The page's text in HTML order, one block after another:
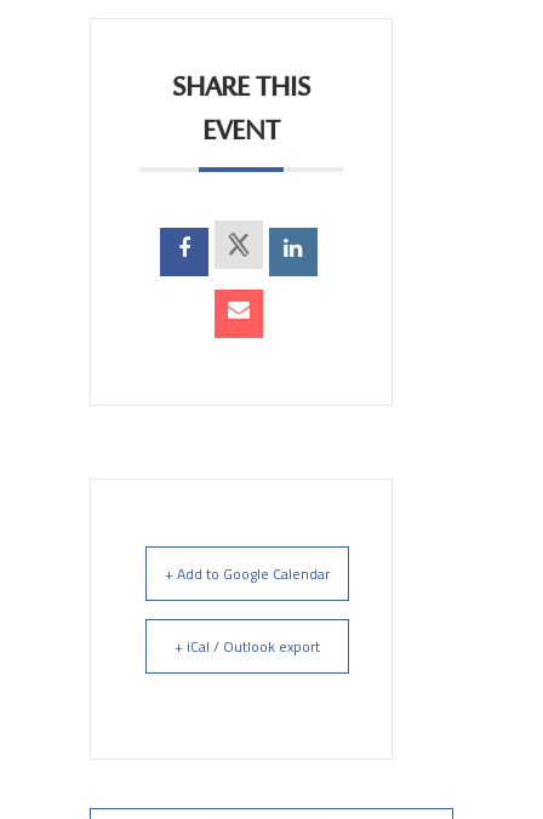
SHARE THIS
EVENT
+ Add to Google Calendar
+ iCal / Outlook export